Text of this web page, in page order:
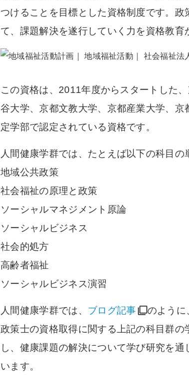
つけることを目標とした資格制度です。
て、課題解決を遂行していく力を資格教育
この資格は、2011年度からスタートした
谷大学、京都文教大学、京都産業大学、
定学部で認定されている資格です。
人間健康学群では、たとえば以下の科目の
地域公共政策
社会福祉の原理と政策
ソーシャルマネジメント原論
ソーシャルビジネス
社会的処方
高齢者福祉
ソーシャルビジネス演習
人間健康学群では、 ブログ記事
のように
政策士の資格取得に関する上記の科目群
し、健康課題の解決について学び研究を
います。